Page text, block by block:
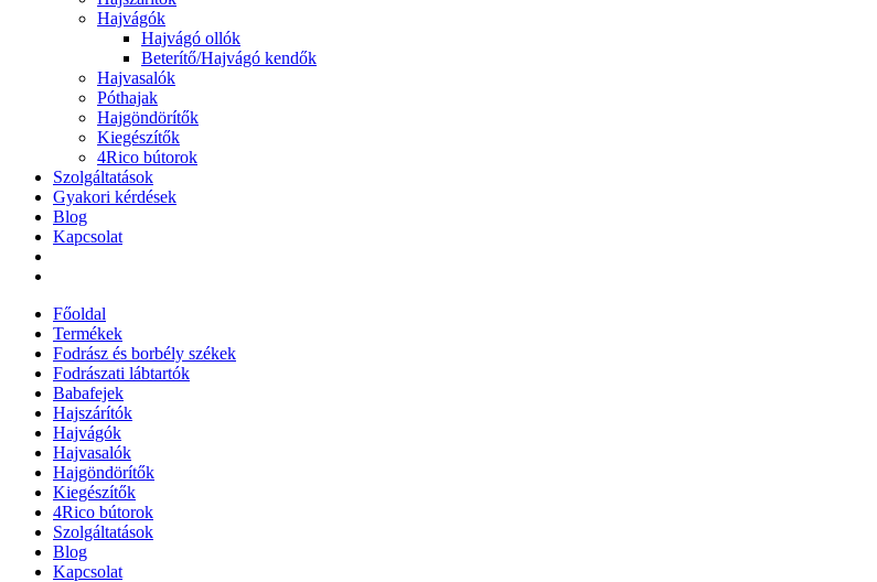
Hajvágók
Hajvágó ollók
Beterítő/Hajvágó kendők
Hajvasalók
Póthajak
Hajgöndörítők
Kiegészítők
4Rico bútorok
Szolgáltatások
Gyakori kérdések
Blog
Kapcsolat
Főoldal
Termékek
Fodrász és borbély székek
Fodrászati lábtartók
Babafejek
Hajszárítók
Hajvágók
Hajvasalók
Hajgöndörítők
Kiegészítők
4Rico bútorok
Szolgáltatások
Blog
Kapcsolat